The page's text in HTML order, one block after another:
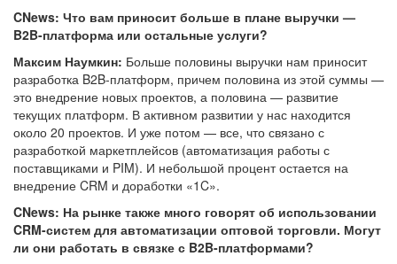
CNews: Что вам приносит больше в плане выручки —
B2B-платформа или остальные услуги?
Максим Наумкин: Больше половины выручки нам приносит
разработка B2B-платформ, причем половина из этой суммы —
это внедрение новых проектов, а половина — развитие
текущих платформ. В активном развитии у нас находится
около 20 проектов. И уже потом — все, что связано с
разработкой маркетплейсов (автоматизация работы с
поставщиками и PIM). И небольшой процент остается на
внедрение CRM и доработки «1C».
CNews: На рынке также много говорят об использовании
CRM-систем для автоматизации оптовой торговли. Могут
ли они работать в связке с B2B-платформами?